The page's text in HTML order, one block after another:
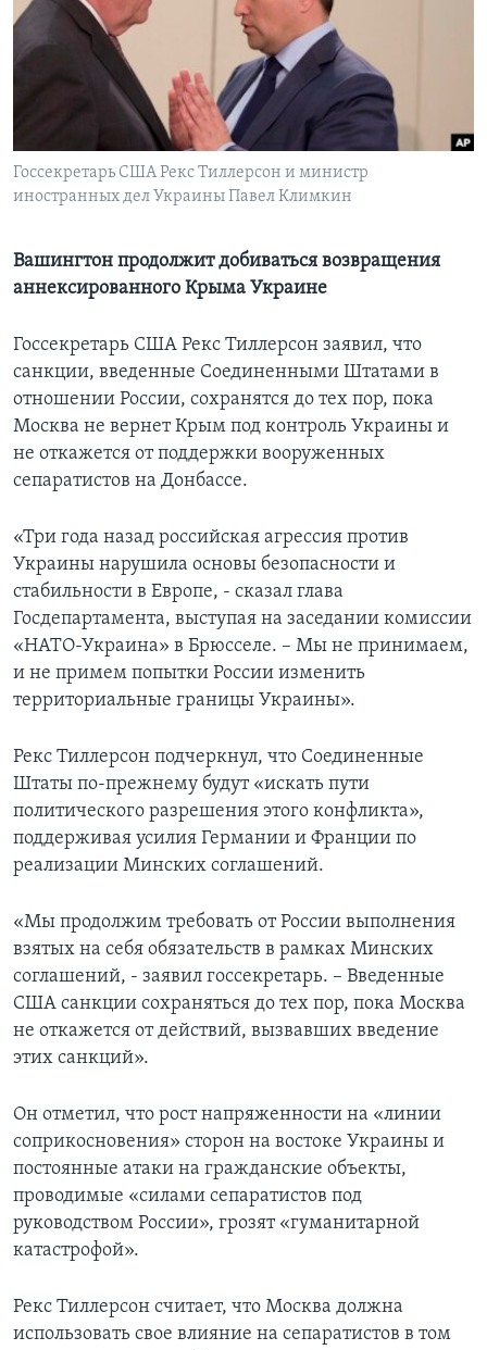
Learning English
СОЦИАЛЬНЫЕ СЕТИ
Языки
Госсекретарь США Рекс Тиллерсон и министр
иностранных дел Украины Павел Климкин
Вашингтон продолжит добиваться возвращения
аннексированного Крыма Украине
Госсекретарь США Рекс Тиллерсон заявил, что
санкции, введенные Соединенными Штатами в
отношении России, сохранятся до тех пор, пока
Москва не вернет Крым под контроль Украины и
не откажется от поддержки вооруженных
сепаратистов на Донбассе.
«Три года назад российская агрессия против
Украины нарушила основы безопасности и
стабильности в Европе, - сказал глава
Госдепартамента, выступая на заседании комиссии
«НАТО-Украина» в Брюсселе. – Мы не принимаем,
и не примем попытки России изменить
территориальные границы Украины».
Рекс Тиллерсон подчеркнул, что Соединенные
Штаты по-прежнему будут «искать пути
политического разрешения этого конфликта»,
поддерживая усилия Германии и Франции по
реализации Минских соглашений.
«Мы продолжим требовать от России выполнения
взятых на себя обязательств в рамках Минских
соглашений, - заявил госсекретарь. – Введенные
США санкции сохраняться до тех пор, пока Москва
не откажется от действий, вызвавших введение
этих санкций».
Он отметил, что рост напряженности на «линии
соприкосновения» сторон на востоке Украины и
постоянные атаки на гражданские объекты,
проводимые «силами сепаратистов под
руководством России», грозят «гуманитарной
катастрофой».
Рекс Тиллерсон считает, что Москва должна
использовать свое влияние на сепаратистов в том